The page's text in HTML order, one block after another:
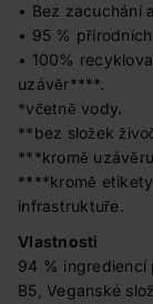
• Bez zacuchání
• 95 %
• 100%
uzávěr****.
*včetně vody.
**bez složek
***kromě
****kromě
infrastruktuře.
Vlastnosti
94 % ingrediencí
B5, Veganské